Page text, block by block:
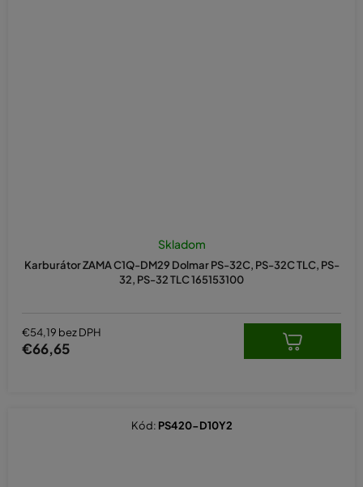
Karburátor ZAMA C1Q-DM29 Dolmar PS-32C, PS-32C TLC, PS-
32, PS-32 TLC 165153100
Skladom
€54,19 bez DPH
€66,65
Kód: PS420-D10Y2